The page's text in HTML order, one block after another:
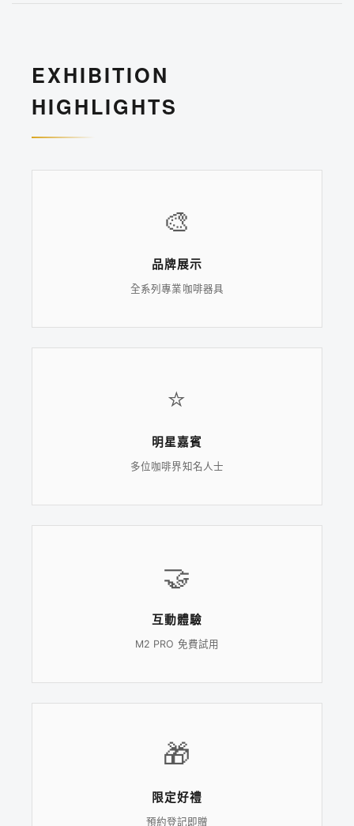
EXHIBITION
HIGHLIGHTS
🎨
品牌展示
全系列專業咖啡器具
⭐
明星嘉賓
多位咖啡界知名人士
🤝
互動體驗
M2 PRO 免費試用
🎁
限定好禮
預約登記即贈